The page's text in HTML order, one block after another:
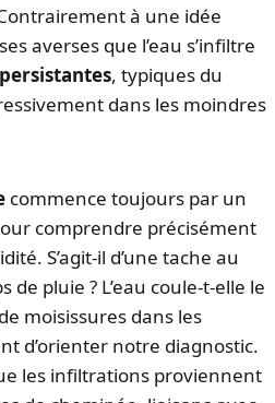
à une idée
averses que l’eau s’infiltre
, typiques du
dans les moindres
commence toujours par un
comprendre précisément
S’agit-il d’une tache au
pluie ? L’eau coule-t-elle le
moisissures dans les
d’orienter notre diagnostic.
les infiltrations proviennent